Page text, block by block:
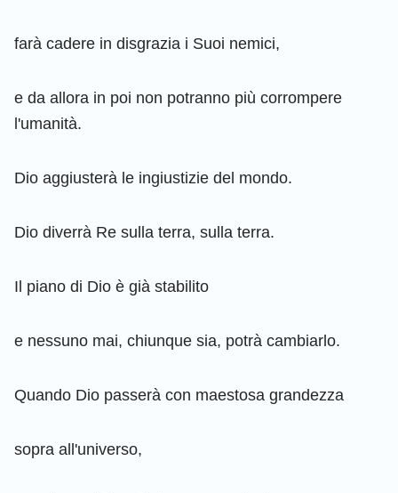
farà cadere in disgrazia i Suoi nemici,
e da allora in poi non potranno più corrompere
l'umanità.
Dio aggiusterà le ingiustizie del mondo.
Dio diverrà Re sulla terra, sulla terra.
Il piano di Dio è già stabilito
e nessuno mai, chiunque sia, potrà cambiarlo.
Quando Dio passerà con maestosa grandezza
sopra all'universo,